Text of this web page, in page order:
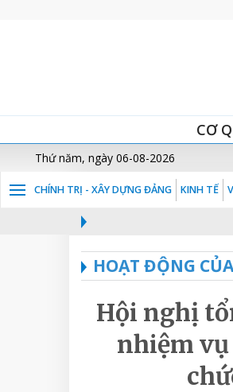
CƠ
Thứ năm, ngày 06-08-2026
CHÍNH TRỊ - XÂY DỰNG ĐẢNG KINH TẾ
HOẠT ĐỘNG
Hội nghị
nhiệm